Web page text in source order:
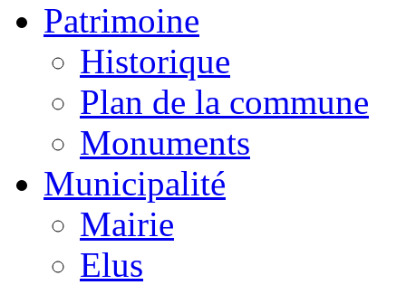
Patrimoine
Historique
Plan de la commune
Monuments
Municipalité
Mairie
Elus